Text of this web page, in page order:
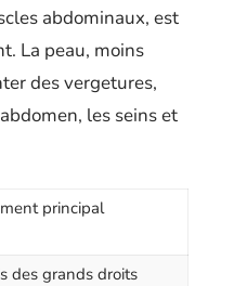
abdominaux, est
La peau, moins
des vergetures,
les seins et
principal
des grands droits